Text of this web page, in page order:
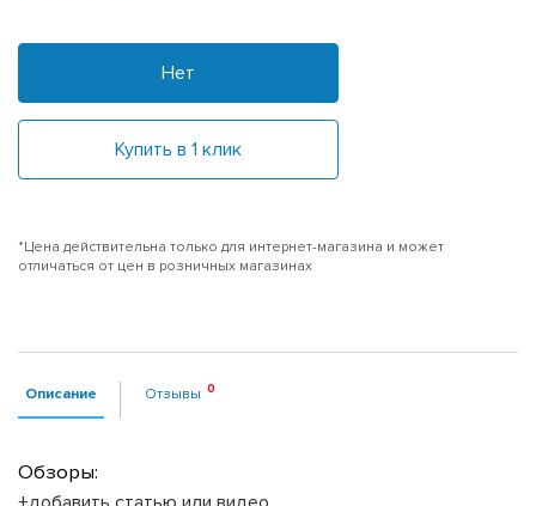
Нет
Купить в 1 клик
*Цена действительна только для интернет-магазина и может
отличаться от цен в розничных магазинах
Описание Отзывы
Обзоры: